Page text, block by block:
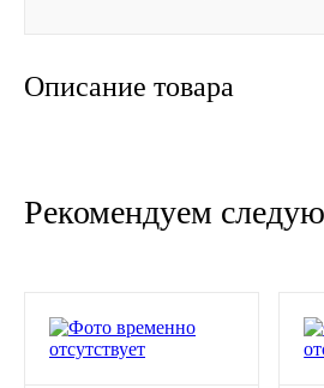
Подшипники
Описание товара
Рекомендуем